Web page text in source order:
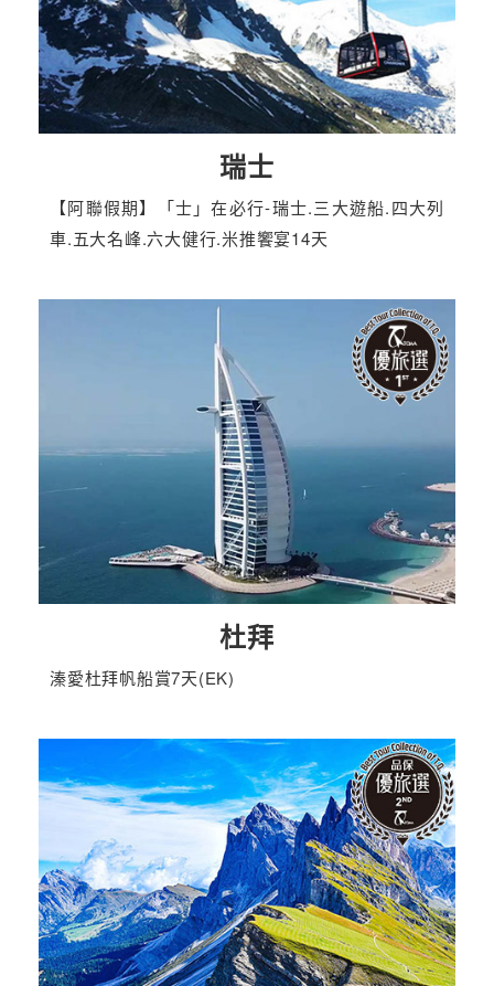
瑞士
【阿聯假期】「士」在必行-瑞士.三大遊船.四大列
車.五大名峰.六大健行.米推饗宴14天
杜拜
溱愛杜拜帆船賞7天(EK)